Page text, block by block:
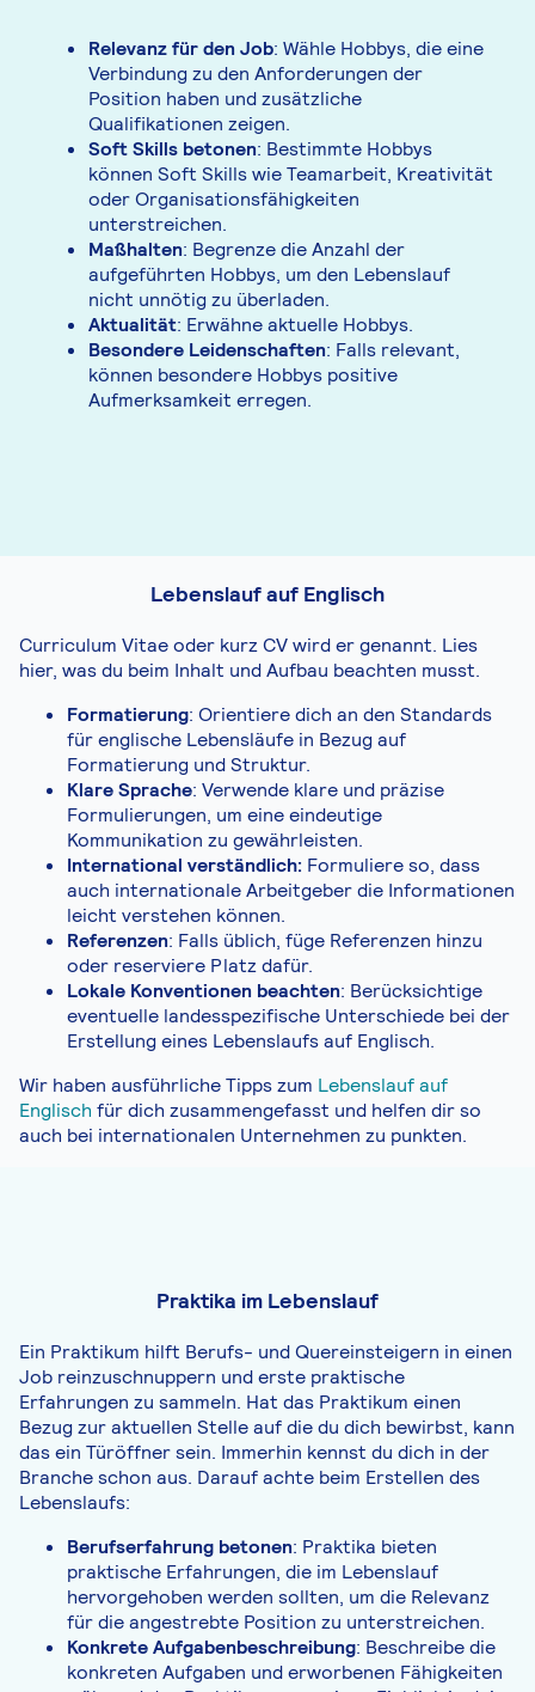
Relevanz für den Job: Wähle Hobbys, die eine
Verbindung zu den Anforderungen der
Position haben und zusätzliche
Qualifikationen zeigen.
Soft Skills betonen: Bestimmte Hobbys
können Soft Skills wie Teamarbeit, Kreativität
oder Organisationsfähigkeiten
unterstreichen.
Maßhalten: Begrenze die Anzahl der
aufgeführten Hobbys, um den Lebenslauf
nicht unnötig zu überladen.
Aktualität: Erwähne aktuelle Hobbys.
Besondere Leidenschaften: Falls relevant,
können besondere Hobbys positive
Aufmerksamkeit erregen.
Lebenslauf auf Englisch
Curriculum Vitae oder kurz CV wird er genannt. Lies
hier, was du beim Inhalt und Aufbau beachten musst.
Formatierung: Orientiere dich an den Standards
für englische Lebensläufe in Bezug auf
Formatierung und Struktur.
Klare Sprache: Verwende klare und präzise
Formulierungen, um eine eindeutige
Kommunikation zu gewährleisten.
International verständlich: Formuliere so, dass
auch internationale Arbeitgeber die Informationen
leicht verstehen können.
Referenzen: Falls üblich, füge Referenzen hinzu
oder reserviere Platz dafür.
Lokale Konventionen beachten: Berücksichtige
eventuelle landesspezifische Unterschiede bei der
Erstellung eines Lebenslaufs auf Englisch.
Wir haben ausführliche Tipps zum Lebenslauf auf
Englisch für dich zusammengefasst und helfen dir so
auch bei internationalen Unternehmen zu punkten.
Praktika im Lebenslauf
Ein Praktikum hilft Berufs- und Quereinsteigern in einen
Job reinzuschnuppern und erste praktische
Erfahrungen zu sammeln. Hat das Praktikum einen
Bezug zur aktuellen Stelle auf die du dich bewirbst, kann
das ein Türöffner sein. Immerhin kennst du dich in der
Branche schon aus. Darauf achte beim Erstellen des
Lebenslaufs:
Berufserfahrung betonen: Praktika bieten
praktische Erfahrungen, die im Lebenslauf
hervorgehoben werden sollten, um die Relevanz
für die angestrebte Position zu unterstreichen.
Konkrete Aufgabenbeschreibung: Beschreibe die
konkreten Aufgaben und erworbenen Fähigkeiten